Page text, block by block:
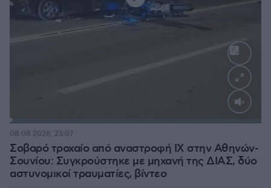
Loaded:
Σοβαρό τροχαίο από αναστροφή ΙΧ στην Αθηνών-
Σουνίου: Συγκρούστηκε με μηχανή της ΔΙΑΣ, δύο
αστυνομικοί τραυματίες, βίντεο
08.08.2026, 23:07